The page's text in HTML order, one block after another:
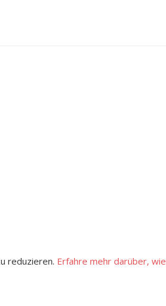
reduzieren. Erfahre mehr darüber, wie